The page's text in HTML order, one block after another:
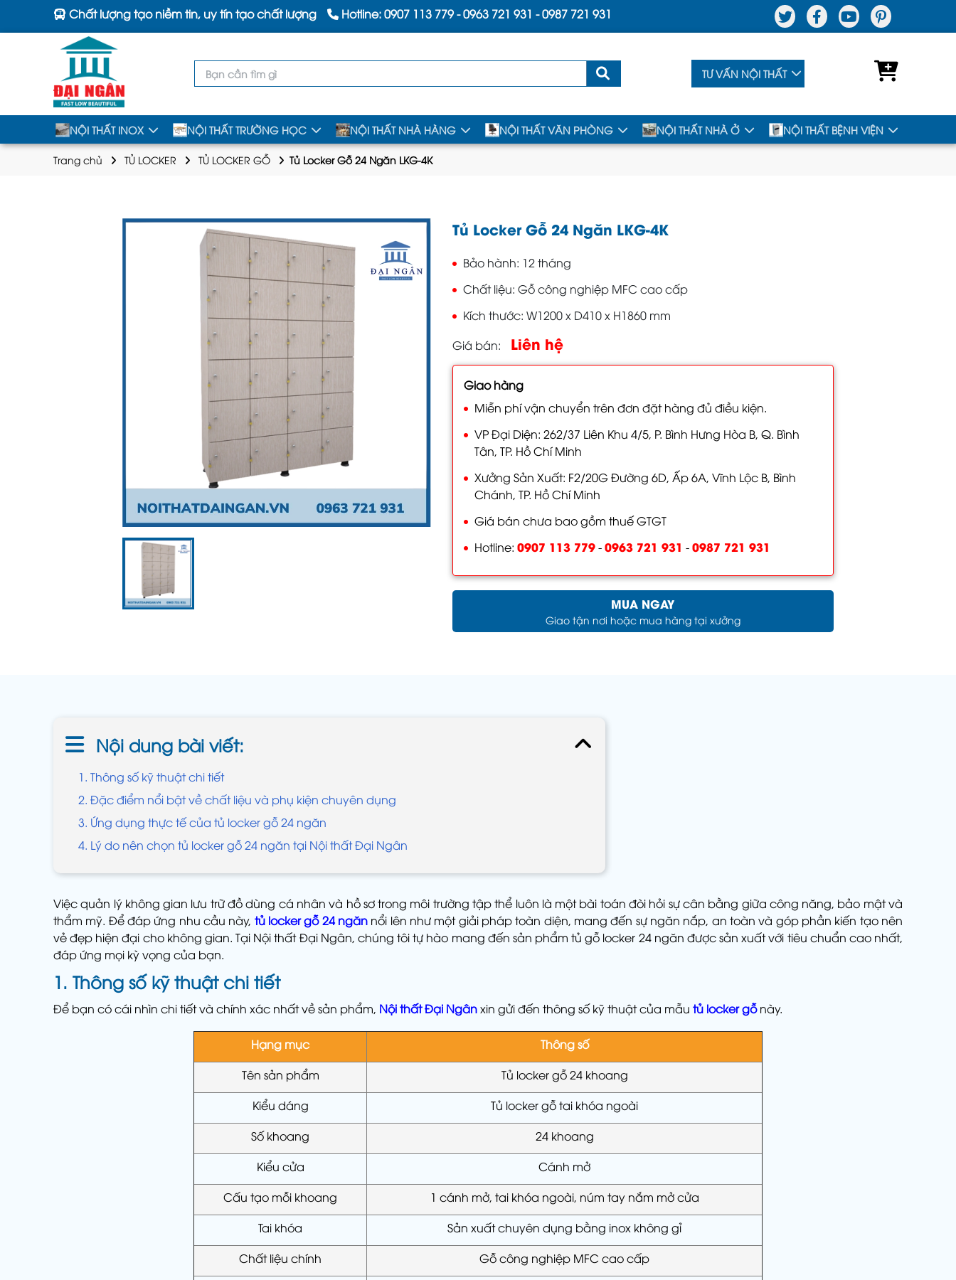
Chất lượng tạo niềm tin, uy tín tạo chất lượng Hotline:0907 113 779-0963 721 931 -0987 721 931
TƯ VẤN NỘI THẤT
NỘI THẤT INOX NỘI THẤT TRƯỜNG HỌC NỘI THẤT NHÀ HÀNG NỘI THẤT VĂN PHÒNG NỘI THẤT NHÀ Ở NỘI THẤT BỆNH VIỆN
Trang chủ TỦ LOCKER TỦ LOCKER GỖ Tủ Locker Gỗ 24 Ngăn LKG-4K
Tủ Locker Gỗ 24 Ngăn LKG-4K
Bảo hành 12 tháng
Chất liệu Gỗ công nghiệp MFC cao cấp
Kích thước W1200 x D410 x H1860 mm
Giá bán
Liên hệ
Giao hàng
Miễn phí vận chuyển trên đơn đặt hàng đủ điều kiện.
VP Đại Diện: 262/37 Liên Khu 4/5, P. Bình Hưng Hòa B, Q. Bình
Tân, TP. Hồ Chí Minh
Xưởng Sản Xuất: F2/20G Đường 6D, Ấp 6A, Vĩnh Lộc B, Bình
Chánh, TP. Hồ Chí Minh
Giá bán chưa bao gồm thuế GTGT
Hotline: 0907 113 779-0963 721 931 -0987 721 931
MUA NGAY
Giao tận nơi hoặc mua hàng tại xưởng
Nội dung bài viết:
1. Thông số kỹ thuật chi tiết
2. Đặc điểm nổi bật về chất liệu và phụ kiện chuyên dụng
3. Ứng dụng thực tế của tủ locker gỗ 24 ngăn
4. Lý do nên chọn tủ locker gỗ 24 ngăn tại Nội thất Đại Ngân
Việc quản lý không gian lưu trữ đồ dùng cá nhân và hồ sơ trong môi trường tập thể luôn là một bài toán đòi hỏi sự cân bằng giữa công năng, bảo mật và
thẩm mỹ. Để đáp ứng nhu cầu này, tủ locker gỗ 24 ngăn nổi lên như một giải pháp toàn diện, mang đến sự ngăn nắp, an toàn và góp phần kiến tạo nên
vẻ đẹp hiện đại cho không gian. Tại Nội thất Đại Ngân, chúng tôi tự hào mang đến sản phẩm tủ gỗ locker 24 ngăn được sản xuất với tiêu chuẩn cao nhất,
đáp ứng mọi kỳ vọng của bạn.
1. Thông số kỹ thuật chi tiết
Để bạn có cái nhìn chi tiết và chính xác nhất về sản phẩm, Nội thất Đại Ngânxin gửi đến thông số kỹ thuật của mẫu tủ locker gỗnày.
Hạng mục
Thông số
Tên sản phẩm
Tủ locker gỗ 24 khoang
Kiểu dáng
Tủ locker gỗ tai khóa ngoài
Số khoang
24 khoang
Kiểu cửa
Cánh mở
Cấu tạo mỗi khoang
1 cánh mở, tai khóa ngoài, núm tay nắm mở cửa
Tai khóa
Sản xuất chuyên dụng bằng inox không gỉ
Chất liệu chính
Gỗ công nghiệp MFC cao cấp